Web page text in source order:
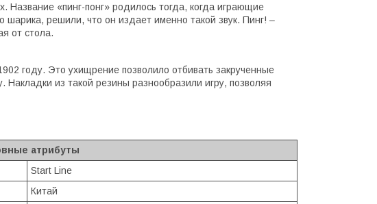
«пинг-понг» родилось тогда, когда играющие
шарика, решили, что он издает именно такой звук. Пинг! –
от стола.
году. Это ухищрение позволило отбивать закрученные
Накладки из такой резины разнообразили игру, позволяя
атрибуты
Start Line
Китай